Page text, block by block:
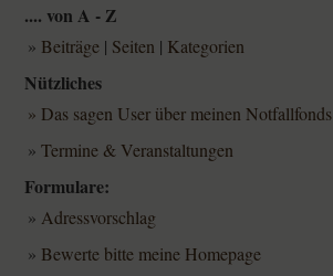
.... von A - Z
» Beiträge| Seiten | Kategorien
Nützliches
» Das sagen User über meinen Notfallfonds
» Termine & Veranstaltungen
Formulare:
» Adressvorschlag
» Bewerte bitte meine Homepage